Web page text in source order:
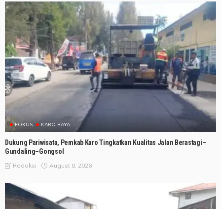
FOKUS KARO RAYA
Dukung Pariwisata, Pemkab Karo Tingkatkan Kualitas Jalan Berastagi–
Gundaling–Gongsol
Redaksi August 8, 2026